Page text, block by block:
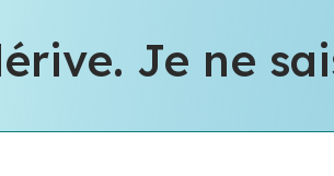
Je ne